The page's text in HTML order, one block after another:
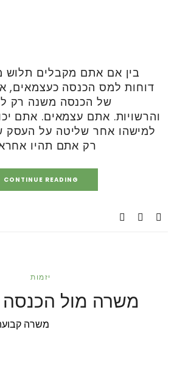
בין אם אתם מקבלים תלוש
דוחות למס הכנסה כעצמאים,
של הכנסה משנה רק
והרשויות. אתם עצמאים. אתם
למישהו אחר שליטה על העסק
רק אתם תהיו
CONTINUE READING
יזמות
משרה מול הכנסה